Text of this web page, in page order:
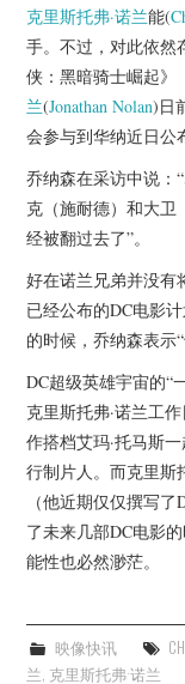
杂七杂八
美剧英剧
推荐电影
克里斯托弗·诺兰能(
手。不过，对此依然
侠：黑暗骑士崛起》
兰(Jonathan Nolan)日
会参与到华纳近日公
乔纳森在采访中说：
克（施耐德）和大卫
经被翻过去了”。
好在诺兰兄弟并没有
已经公布的DC电影
的时候，乔纳森表示“
DC超级英雄宇宙的“
克里斯托弗·诺兰工
作搭档艾玛·托马斯
行制片人。而克里斯
（他近期仅仅撰写
了未来几部DC电影
能性也必然渺茫。
映像快讯
兰, 克里斯托弗·诺兰